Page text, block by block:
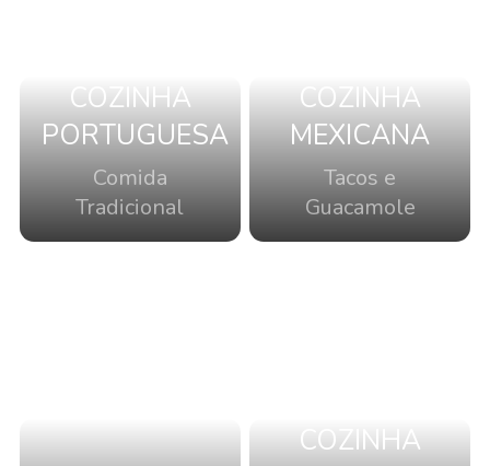
COZINHA
PORTUGUESA
Comida
Tradicional
COZINHA
MEXICANA
Tacos e
Guacamole
COZINHA